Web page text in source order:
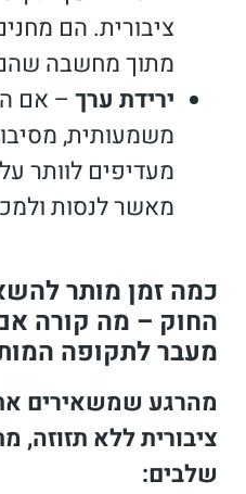
ציבורית. הם
מתוך מחשבה
ירידת ערך – אם
משמעותית,
מעדיפים לוותר
מאשר לנסות
כמה זמן מותר
החוק – מה קורה
מעבר לתקופה
מהרגע שמשאירים
ציבורית ללא
שלבים: